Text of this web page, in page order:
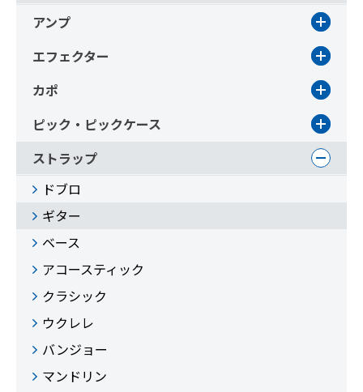
アンプ
エフェクター
カポ
ピック・ピックケース
ストラップ
ドブロ
ギター
ベース
アコースティック
クラシック
ウクレレ
バンジョー
マンドリン